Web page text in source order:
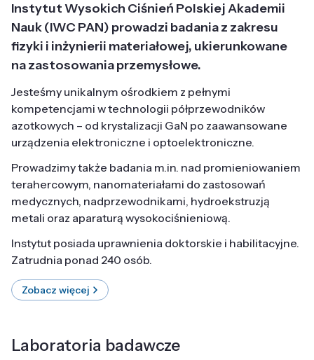
Instytut Wysokich Ciśnień Polskiej Akademii
Nauk (IWC PAN) prowadzi badania z zakresu
fizyki i inżynierii materiałowej, ukierunkowane
na zastosowania przemysłowe.
Jesteśmy unikalnym ośrodkiem z pełnymi
kompetencjami w technologii półprzewodników
azotkowych – od krystalizacji GaN po zaawansowane
urządzenia elektroniczne i optoelektroniczne.
Prowadzimy także badania m.in. nad promieniowaniem
terahercowym, nanomateriałami do zastosowań
medycznych, nadprzewodnikami, hydroekstruzją
metali oraz aparaturą wysokociśnieniową.
Instytut posiada uprawnienia doktorskie i habilitacyjne.
Zatrudnia ponad 240 osób.
Zobacz więcej
Laboratoria badawcze